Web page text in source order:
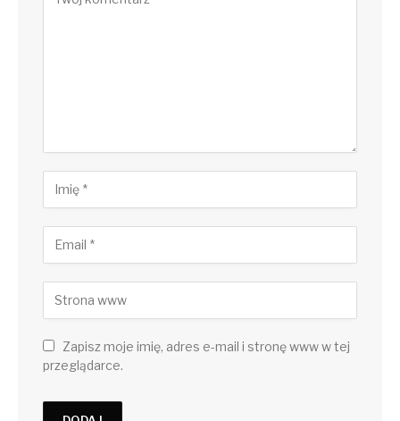
Zapisz moje imię, adres e-mail i stronę www w tej
przeglądarce.